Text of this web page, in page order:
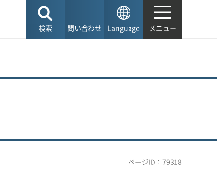
検索 問い合わせ Language メニュー
ページID：79318